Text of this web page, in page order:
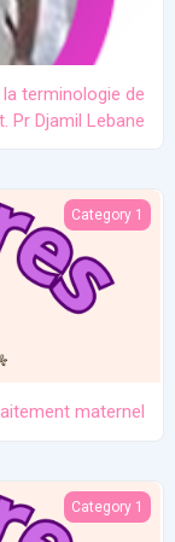
terminologie de
Pr Djamil Lebane
maternel
Category 1
maternel
lait et relactation
Category 1